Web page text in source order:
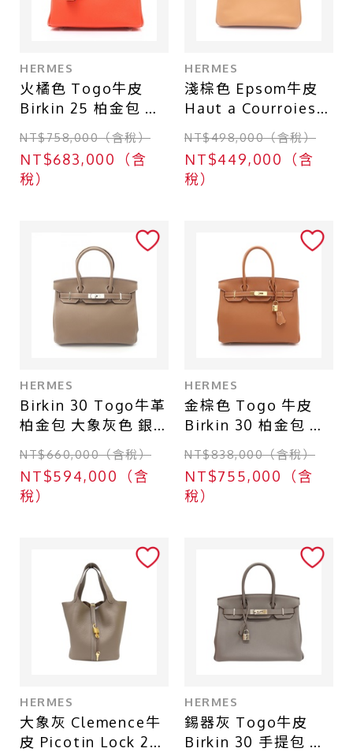
HERMES
火橘色 Togo牛皮
Birkin 25 柏金包 手
提包 K刻 銀扣
【HERMES 愛馬
仕】 H041344
NT$758,000（含稅）
NT$683,000（含
稅）
HERMES
淺棕色 Epsom牛皮
Haut a Courroies
HAC 32 手提包 □K
刻 銀扣【HERMES
愛馬仕】
NT$498,000（含稅）
NT$449,000（含
稅）
HERMES
Birkin 30 Togo牛革
柏金包 大象灰色 銀
扣 Y刻 手提包
【HERMES 愛馬
仕】
NT$660,000（含稅）
NT$594,000（含
稅）
HERMES
金棕色 Togo 牛皮
Birkin 30 柏金包 手
提包 W刻 金釦
【HERMES 愛馬
仕】
NT$838,000（含稅）
NT$755,000（含
稅）
HERMES
大象灰 Clemence牛
皮 Picotin Lock 22
HERMES
錫器灰 Togo牛皮
Birkin 30 手提包 口